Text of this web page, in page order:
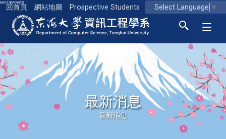
跳到主要內容區塊
回首頁 網站地圖 Prospective Students Select Language ▼
東海大學logo
最新消息
最新消息